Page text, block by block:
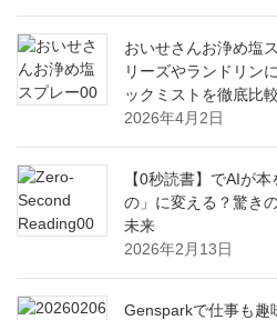
おいせさんお浄め塩
リーズやランドリン
ックミストを徹底比
2026年4月2日
【0秒読書】でAIが
の」に変える？驚き
未来
2026年2月13日
Gensparkで仕事も趣